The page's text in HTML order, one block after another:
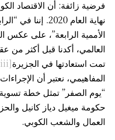
فرضية زائفة: أن الاقتصاد
نهاية العام 2020.
الأممية الرابعة”، على عكس
العالمي، أكدنا قبل أكثر من
تمت استعادتها في الجزيرة[iii]
المفاهيمي، نعتبر أن
“يوم الصفر” تمثل خطة
حكومة ميغيل دياز كانيل
العمال والشعب الكوبي.